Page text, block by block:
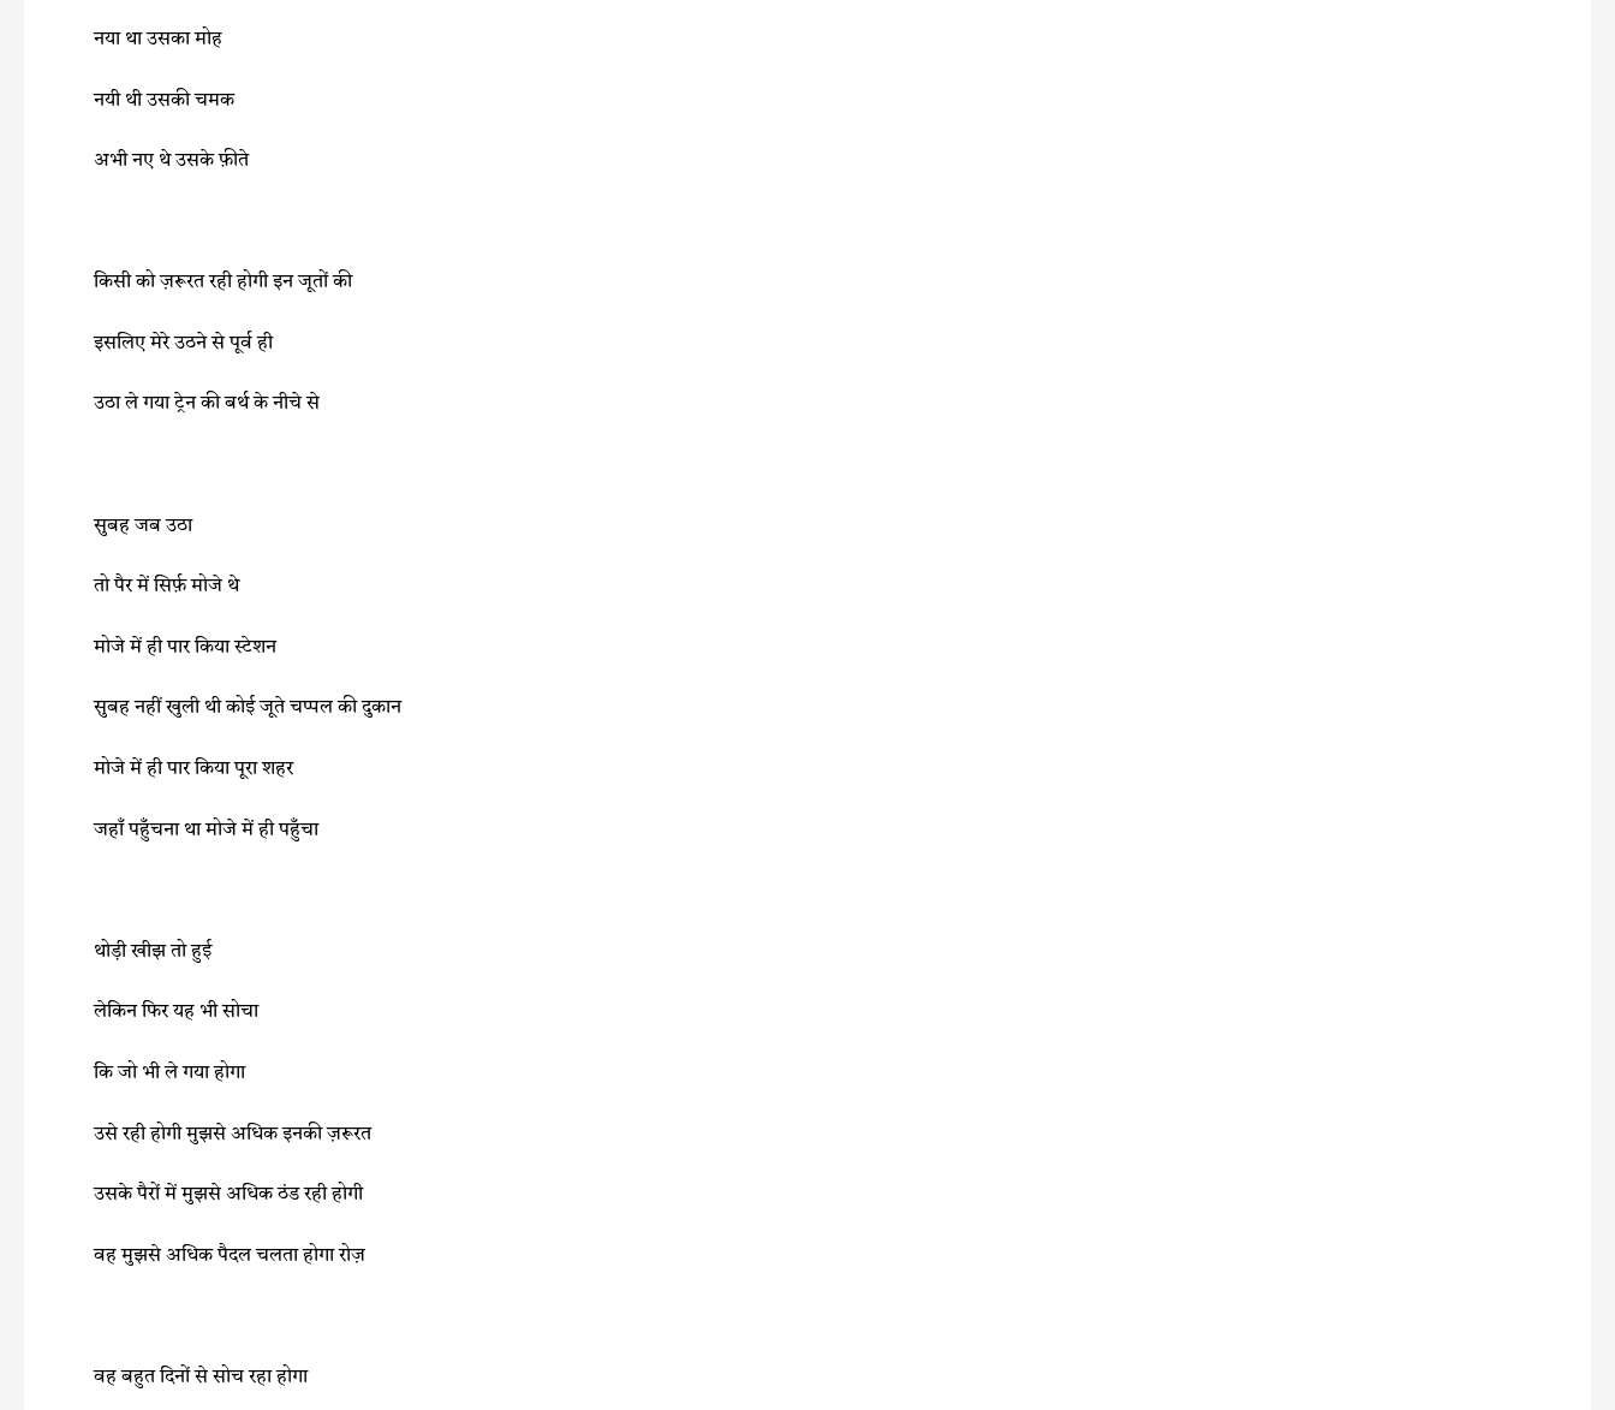
नया था उसका मोह
नयी थी उसकी चमक
अभी नए थे उसके फ़ीते
किसी को ज़रूरत रही होगी इन जूतों की
इसलिए मेरे उठने से पूर्व ही
उठा ले गया ट्रेन की बर्थ के नीचे से
सुबह जब उठा
तो पैर में सिर्फ़ मोजे थे
मोजे में ही पार किया स्टेशन
सुबह नहीं खुली थी कोई जूते चप्पल की दुकान
मोजे में ही पार किया पूरा शहर
जहाँ पहुँचना था मोजे में ही पहुँचा
थोड़ी खीझ तो हुई
लेकिन फिर यह भी सोचा
कि जो भी ले गया होगा
उसे रही होगी मुझसे अधिक इनकी ज़रूरत
उसके पैरों में मुझसे अधिक ठंड रही होगी
वह मुझसे अधिक पैदल चलता होगा रोज़
वह बहुत दिनों से सोच रहा होगा